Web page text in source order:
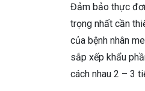
Đảm bảo thực
trọng nhất cần
của bệnh nhân
sắp xếp khẩu
cách nhau 2 – 3